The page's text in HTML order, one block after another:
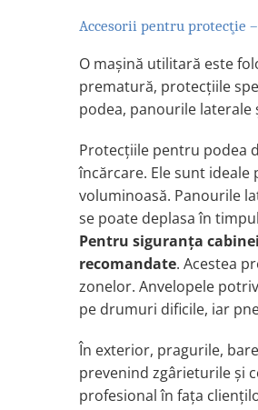
Goarne / Trompete Pneumatice
Pneumatice
Rampe luminoase girofar
Rezistoare CANBUS LED
Stroboscoape Auto
Suporturi pentru girofare auto si
Veste Reflectorizante de Avertizare
Capace inox si jante
Capace piulite
Parasolare Camion – Cabina si
Accesorii pentru protecţie
O maşină utilitară este
prematură, protecţiile
podea, panourile
Protecţiile pentru podea
încărcare. Ele sunt
voluminoasă. Panourile
se poate deplasa în
Pentru siguranţa
recomandate. Acestea
zonelor. Anvelopele
pe drumuri dificile, iar
În exterior, pragurile,
prevenind zgârieturile şi
profesional în faţa